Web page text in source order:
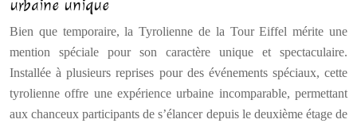
urbaine unique
Bien que temporaire, la Tyrolienne de la Tour Eiffel mérite une
mention spéciale pour son caractère unique et spectaculaire.
Installée à plusieurs reprises pour des événements spéciaux, cette
tyrolienne offre une expérience urbaine incomparable, permettant
aux chanceux participants de s’élancer depuis le deuxième étage de